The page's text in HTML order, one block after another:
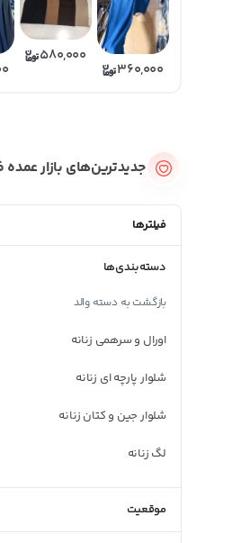
360,000
580,000
جدیدترین‌های بازار عمده
فیلترها
دسته‌بندی‌ها
بازگشت به دسته والد
اورال و سرهمی زنانه
شلوار پارچه ای زنانه
شلوار جین و کتان زنانه
لگ زنانه
موقعیت